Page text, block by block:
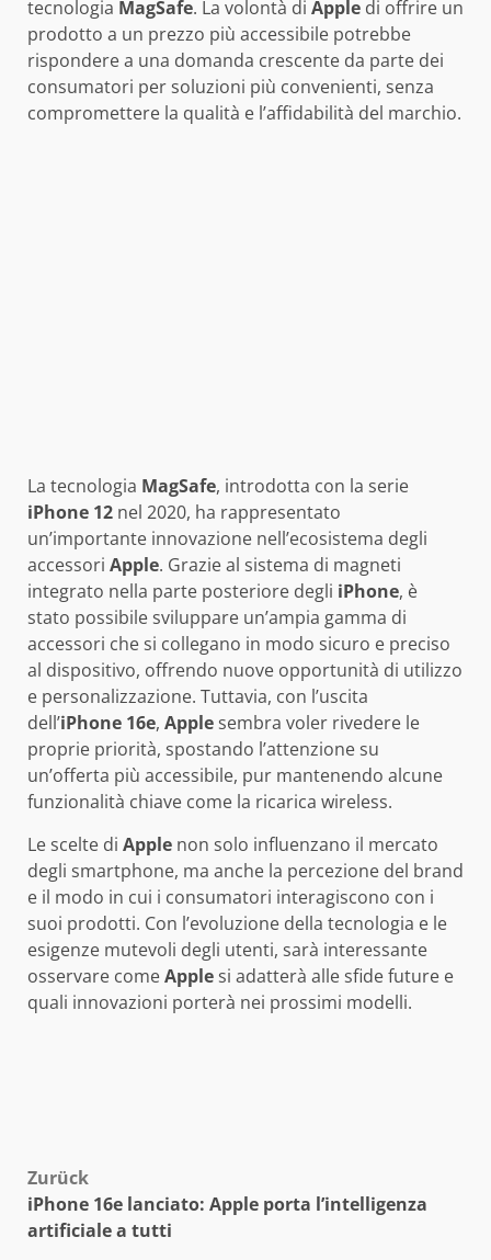
tecnologia MagSafe. La volontà di Apple di offrire un
prodotto a un prezzo più accessibile potrebbe
rispondere a una domanda crescente da parte dei
consumatori per soluzioni più convenienti, senza
compromettere la qualità e l’affidabilità del marchio.
La tecnologia MagSafe, introdotta con la serie
iPhone 12 nel 2020, ha rappresentato
un’importante innovazione nell’ecosistema degli
accessori Apple. Grazie al sistema di magneti
integrato nella parte posteriore degli iPhone, è
stato possibile sviluppare un’ampia gamma di
accessori che si collegano in modo sicuro e preciso
al dispositivo, offrendo nuove opportunità di utilizzo
e personalizzazione. Tuttavia, con l’uscita
dell’iPhone 16e, Applesembra voler rivedere le
proprie priorità, spostando l’attenzione su
un’offerta più accessibile, pur mantenendo alcune
funzionalità chiave come la ricarica wireless.
Le scelte di Apple non solo influenzano il mercato
degli smartphone, ma anche la percezione del brand
e il modo in cui i consumatori interagiscono con i
suoi prodotti. Con l’evoluzione della tecnologia e le
esigenze mutevoli degli utenti, sarà interessante
osservare comeApplesi adatterà alle sfide future e
quali innovazioni porterà nei prossimi modelli.
Beitragsnavigation
Zurück
iPhone 16e lanciato: Apple porta l’intelligenza
artificiale a tutti